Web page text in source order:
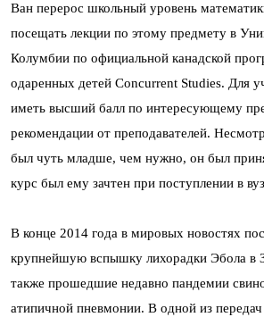
Ван перерос школьный уровень
посещать лекции по этому предмету в
Колумбии по официальной канадской
одаренных детей Concurrent Studies. Для
иметь высший балл по интересующему
рекомендации от преподавателей.
был чуть младше, чем нужно, он был
курс был ему зачтен при поступлении в
В конце 2014 года в мировых новостях
крупнейшую вспышку лихорадки Эбола в
также прошедшие недавно пандемии
атипичной пневмонии. В одной из передач